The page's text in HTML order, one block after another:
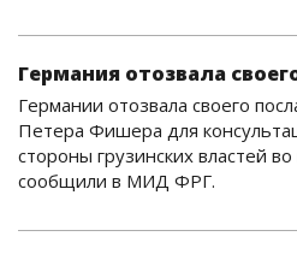
Германия отозвала
Германии отозвала своего
Петера Фишера для
стороны грузинских властей
сообщили в МИД ФРГ.